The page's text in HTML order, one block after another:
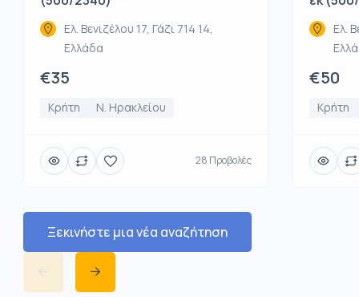
Ελ. Βενιζέλου 17, Γάζι 714 14,
Ελλάδα
€35
Κρήτη Ν. Ηρακλείου
28 Προβολές
Ελ.
€50
Κρήτη
Ξεκινήστε μια νέα αναζήτηση